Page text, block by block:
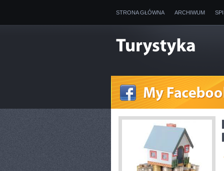
STRONA GŁÓWNA ARCHIWUM